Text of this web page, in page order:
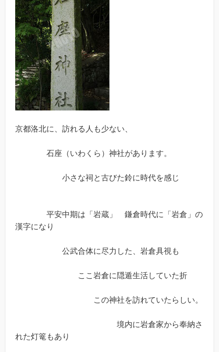
京都洛北に、訪れる人も少ない、
石座（いわくら）神社があります。
小さな祠と古びた鈴に時代を感じ
平安中期は「岩蔵」 鎌倉時代に「岩倉」の
漢字になり
公武合体に尽力した、岩倉具視も
ここ岩倉に隠遁生活していた折
この神社を訪れていたらしい。
境内に岩倉家から奉納さ
れた灯篭もあり